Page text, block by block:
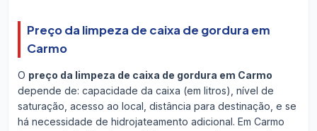
Preço da limpeza de caixa de gordura em
Carmo
O preço da limpeza de caixa de gordura em Carmo
depende de: capacidade da caixa (em litros), nível de
saturação, acesso ao local, distância para destinação, e se
há necessidade de hidrojateamento adicional. Em Carmo